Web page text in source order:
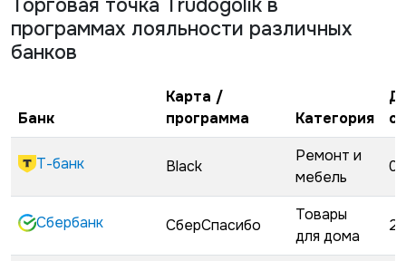
Торговая точка Trudogolik в
программах лояльности различных
банков
Банк
Карта /
программа
Категория
с
Т-банк Black
Ремонт и
мебель
Сбербанк СберСпасибо
Товары
для дома